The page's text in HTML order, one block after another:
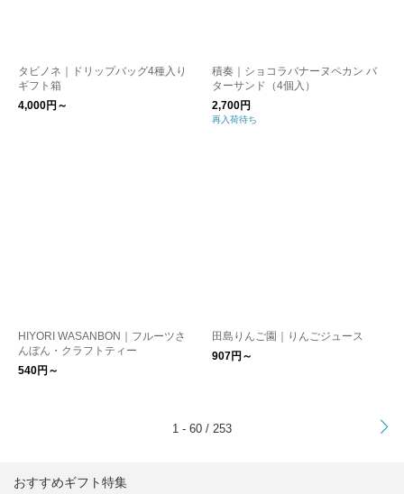
タビノネ｜ドリップバッグ4種入り
ギフト箱
4,000円～
積奏｜ショコラバナーヌペカン バ
ターサンド（4個入）
2,700円
再入荷待ち
HIYORI WASANBON｜フルーツさ
んぼん・クラフトティー
540円～
田島りんご園｜りんごジュース
907円～
1 - 60 / 253
おすすめギフト特集